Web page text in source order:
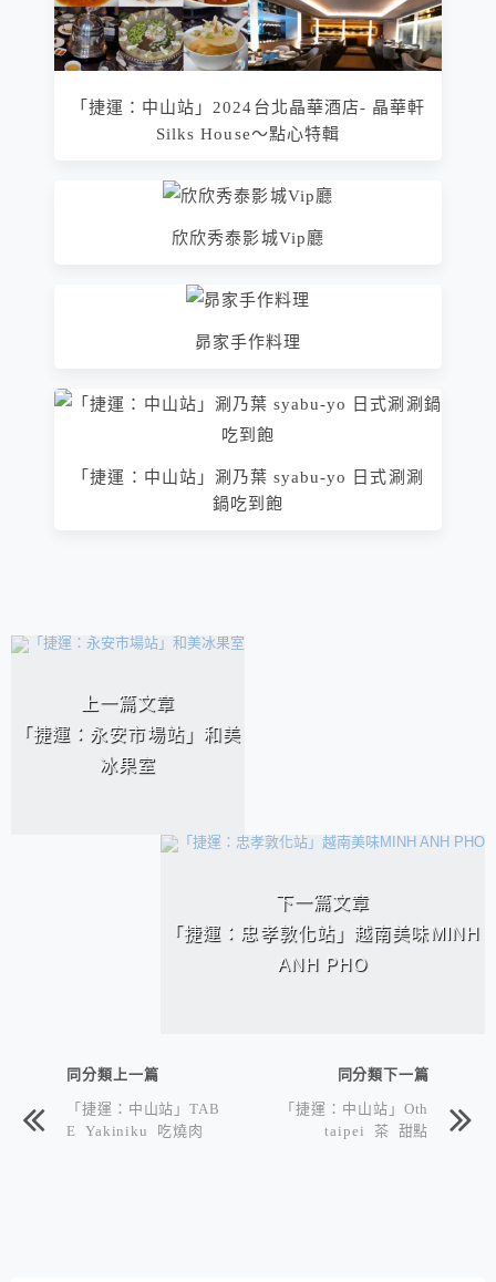
「捷運：中山站」2024台北晶華酒店- 晶華軒
Silks House～點心特輯
欣欣秀泰影城Vip廳
昴家手作料理
「捷運：中山站」涮乃葉 syabu-yo 日式涮涮
鍋吃到飽
相連文章
上一篇文章
「捷運：永安市場站」和美
冰果室
下一篇文章
「捷運：忠孝敦化站」越南美味MINH
ANH PHO
同分類上一篇
「捷運：中山站」TAB
E Yakiniku 吃燒肉
同分類下一篇
「捷運：中山站」Oth
taipei 茶 甜點